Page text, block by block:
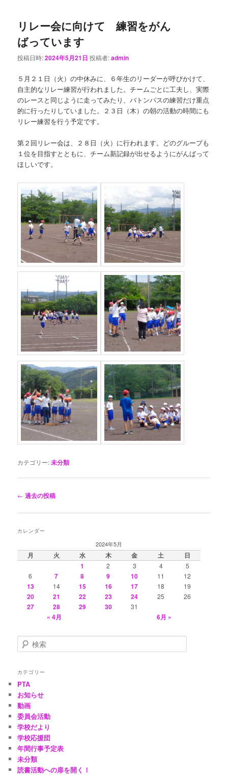
リレー会に向けて 練習をがん
ばっています
投稿日時:2024年5月21日 投稿者:admin
５月２１日（火）の中休みに、６年生のリーダーが呼びかけて、
自主的なリレー練習が行われました。チームごとに工夫し、実際
のレースと同じように走ってみたり、バトンパスの練習だけ重点
的に行ったりしていました。２３日（木）の朝の活動の時間にも
リレー練習を行う予定です。
第２回リレー会は、２８日（火）に行われます。どのグループも
１位を目指すとともに、チーム新記録が出せるようにがんばって
ほしいです。
カテゴリー:未分類
投
ナ
ー
シ
← 過去の投稿
カレンダー
2024年5月
月 火 水 木 金 土
日
1
2 3 4
5
6
7 8 9 10 11 12
13 14 15 16 17 18 19
20 21 22 23 24 25 26
27 28 29 30 31
« 4月 6月 »
検
索
カテゴリー
PTA
お知らせ
動画
委員会活動
学校だより
学校応援団
年間行事予定表
未分類
読書活動への扉を開く！